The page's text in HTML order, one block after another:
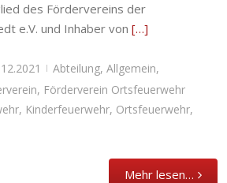
des Fördervereins der
e.V. und Inhaber von […]
| Abteilung, Allgemein,
, Förderverein Ortsfeuerwehr
, Kinderfeuerwehr, Ortsfeuerwehr,
Mehr lesen…